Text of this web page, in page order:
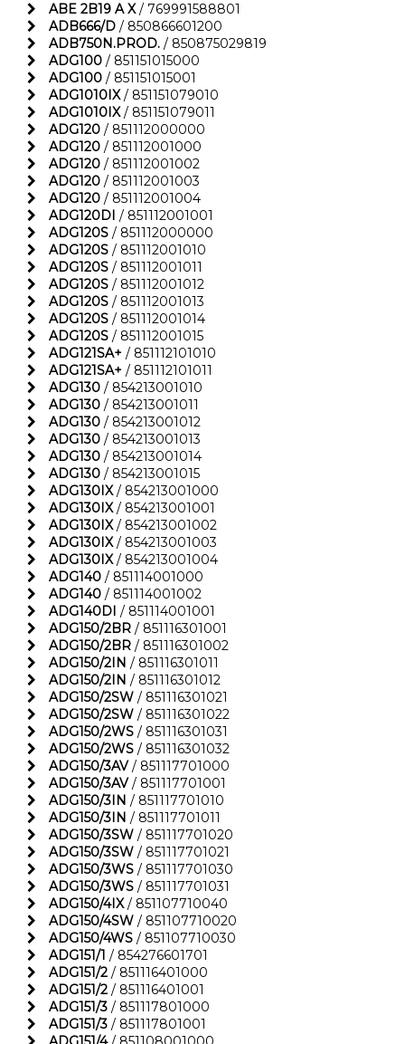
ABE 2B19 A X/ 769991588801
ADB666/D / 850866601200
ADB750N.PROD. / 850875029819
ADG100 / 851151015000
ADG100 / 851151015001
ADG1010IX/ 851151079010
ADG1010IX/ 851151079011
ADG120 / 851112000000
ADG120 / 851112001000
ADG120 / 851112001002
ADG120 / 851112001003
ADG120 / 851112001004
ADG120DI / 851112001001
ADG120S / 851112000000
ADG120S / 851112001010
ADG120S / 851112001011
ADG120S / 851112001012
ADG120S / 851112001013
ADG120S / 851112001014
ADG120S / 851112001015
ADG121SA+ / 851112101010
ADG121SA+ / 851112101011
ADG130 / 854213001010
ADG130 / 854213001011
ADG130 / 854213001012
ADG130 / 854213001013
ADG130 / 854213001014
ADG130 / 854213001015
ADG130IX/ 854213001000
ADG130IX/ 854213001001
ADG130IX/ 854213001002
ADG130IX/ 854213001003
ADG130IX/ 854213001004
ADG140 / 851114001000
ADG140 / 851114001002
ADG140DI / 851114001001
ADG150/2BR / 851116301001
ADG150/2BR / 851116301002
ADG150/2IN / 851116301011
ADG150/2IN / 851116301012
ADG150/2SW / 851116301021
ADG150/2SW / 851116301022
ADG150/2WS / 851116301031
ADG150/2WS / 851116301032
ADG150/3AV/ 851117701000
ADG150/3AV/ 851117701001
ADG150/3IN / 851117701010
ADG150/3IN / 851117701011
ADG150/3SW / 851117701020
ADG150/3SW / 851117701021
ADG150/3WS / 851117701030
ADG150/3WS / 851117701031
ADG150/4IX/ 851107710040
ADG150/4SW / 851107710020
ADG150/4WS / 851107710030
ADG151/1 / 854276601701
ADG151/2 / 851116401000
ADG151/2 / 851116401001
ADG151/3 / 851117801000
ADG151/3 / 851117801001